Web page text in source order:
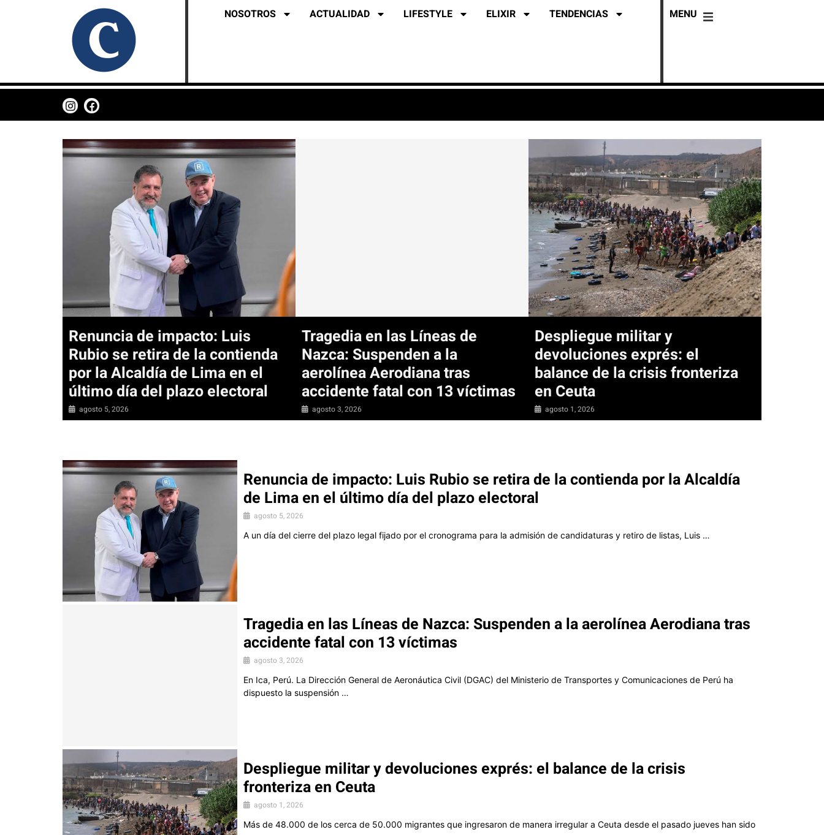
NOSOTROS ACTUALIDAD LIFESTYLE ELIXIR TENDENCIAS MENU
Renuncia de impacto: Luis
Rubio se retira de la contienda
por la Alcaldía de Lima en el
último día del plazo electoral
agosto 5, 2026
Tragedia en las Líneas de
Nazca: Suspenden a la
aerolínea Aerodiana tras
accidente fatal con 13 víctimas
agosto 3, 2026
Despliegue militar y
devoluciones exprés: el
balance de la crisis fronteriza
en Ceuta
agosto 1, 2026
Renuncia de impacto: Luis Rubio se retira de la contienda por la Alcaldía
de Lima en el último día del plazo electoral
agosto 5, 2026
A un día del cierre del plazo legal fijado por el cronograma para la admisión de candidaturas y retiro de listas, Luis …
Tragedia en las Líneas de Nazca: Suspenden a la aerolínea Aerodiana tras
accidente fatal con 13 víctimas
agosto 3, 2026
En Ica, Perú. La Dirección General de Aeronáutica Civil (DGAC) del Ministerio de Transportes y Comunicaciones de Perú ha
dispuesto la suspensión …
Despliegue militar y devoluciones exprés: el balance de la crisis
fronteriza en Ceuta
agosto 1, 2026
Más de 48.000 de los cerca de 50.000 migrantes que ingresaron de manera irregular a Ceuta desde el pasado jueves han sido